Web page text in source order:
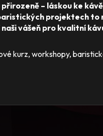
přirozeně – láskou ke
projektech
vášeň pro kvalitní
kurz, workshopy,